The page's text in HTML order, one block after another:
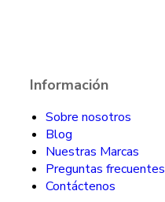
Información
Sobre nosotros
Blog
Nuestras Marcas
Preguntas frecuentes
Contáctenos